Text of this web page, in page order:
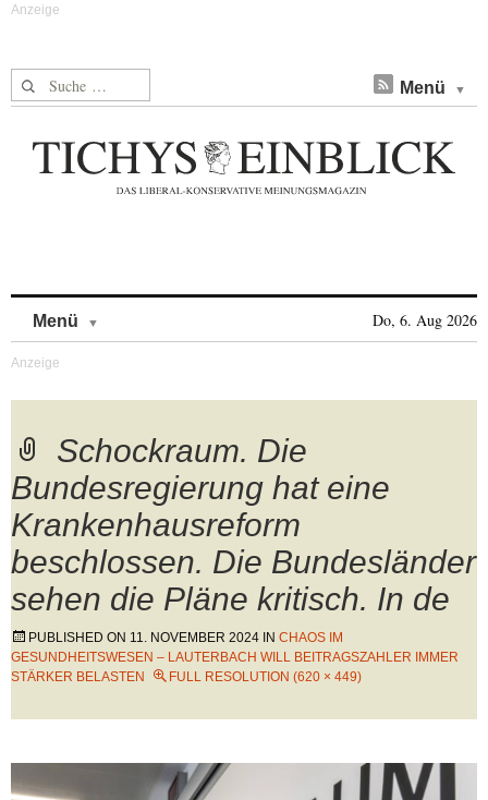
Suche nach: Menü
Menü Do, 6. Aug 2026
Schockraum. Die
Bundesregierung hat eine
Krankenhausreform
beschlossen. Die Bundesländer
sehen die Pläne kritisch. In de
PUBLISHED ON 11. NOVEMBER 2024 IN CHAOS IM
GESUNDHEITSWESEN – LAUTERBACH WILL BEITRAGSZAHLER IMMER
STÄRKER BELASTEN
FULL RESOLUTION (620 × 449)